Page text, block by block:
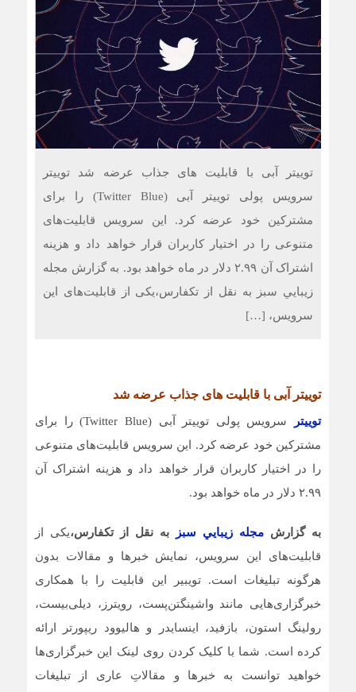
فرمول طلایی حفظ قدرت عضلانی؛ کشف تازه‌ای که جادوی
جوانی را در بدن بیدار می‌کند
حد نهایی طول عمر انسان چقدر است؟ دانشمندان حداکثر
سن ممکن را کشف کردند
چرا برخی داروها در هوای گرم می‌توانند به کلیه‌ها آسیب بزنند؟
توییتر آبی با قابلیت های جذاب عرضه شد توییتر
سرویس پولی توییتر آبی (Twitter Blue) را برای
مشترکین خود عرضه کرد. این سرویس قابلیت‌های
متنوعی را در اختیار کاربران قرار خواهد داد و هزینه
اشتراک آن ۲.۹۹ دلار در ماه خواهد بود. به گزارش مجله
زيبايي سبز به نقل از تکفارس،یکی از قابلیت‌های این
سرویس، […]
توییتر آبی با قابلیت های جذاب عرضه شد
توییتر
سرویس پولی توییتر آبی (Twitter Blue) را برای
مشترکین خود عرضه کرد. این سرویس قابلیت‌های متنوعی
را در اختیار کاربران قرار خواهد داد و هزینه اشتراک آن
۲.۹۹ دلار در ماه خواهد بود.
به گزارش مجله زيبايي سبز به نقل از تکفارس،یکی از
قابلیت‌های این سرویس، نمایش خبرها و مقالات بدون
هرگونه تبلیغات است. تویبیر این قابلیت را با همکاری
خبرگزاری‌هایی مانند واشینگتن‌پست، رویترز، دیلی‌بیست،
رولینگ استون، بازفید، اینسایدر و هالیوود ریپورتر ارائه
کرده است. شما با کلیک کردن روی لینک این خبرگزاری‌ها
خواهید توانست به خبرها و مقالاتِ عاری از تبلیغات